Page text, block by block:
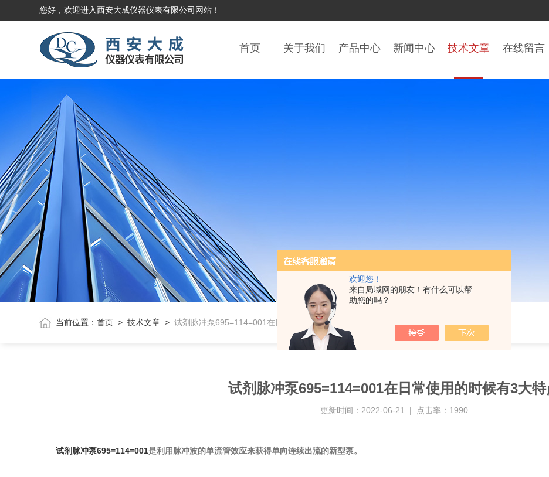
欢迎您！
来自局域网的朋友！有什么可以帮
助您的吗？
您好，欢迎进入西安大成仪器仪表有限公司网站！
首页 关于我们 产品中心 新闻中心 技术文章 在线留言
当前位置：首页 >技术文章 >试剂脉冲泵695=114=001在日常使用的时候有3大特点
试剂脉冲泵695=114=001在日常使用的时候有3大特
更新时间：2022-06-21 | 点击率：1990
试剂脉冲泵695=114=001是利用脉冲波的单流管效应来获得单向连续出流的新型泵。